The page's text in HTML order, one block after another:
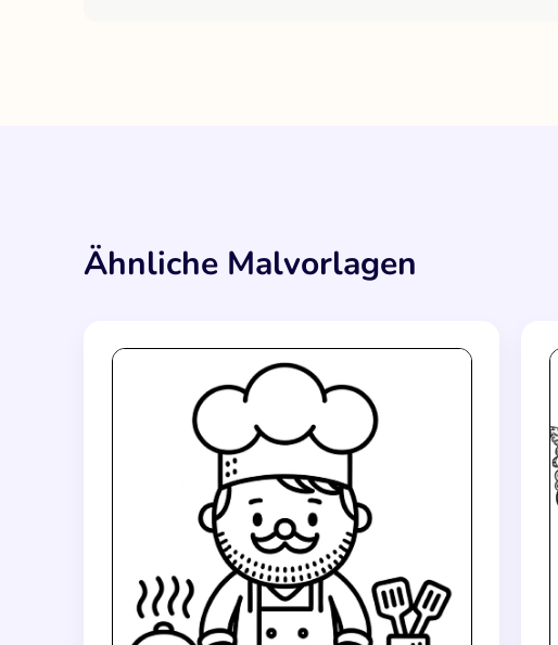
Ähnliche Malvorlagen